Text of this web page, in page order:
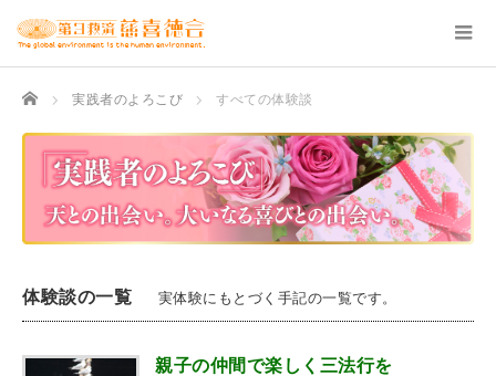
TOP 実践者のよろこび すべての体験談
体験談の一覧 実体験にもとづく手記の一覧です。
親子の仲間で楽しく三法行を